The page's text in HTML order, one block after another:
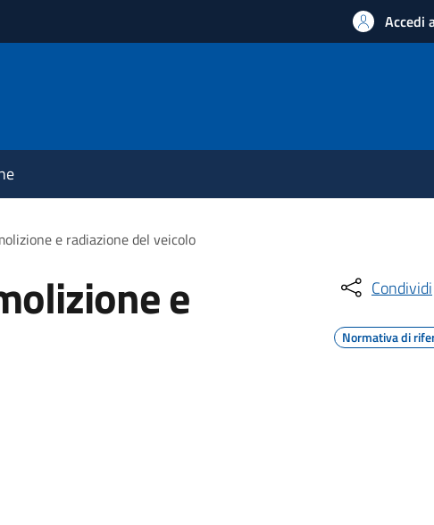
Accedi
e radiazione del veicolo
e Condividi
Normativa di